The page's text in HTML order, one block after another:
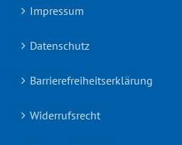
Impressum
Datenschutz
Barrierefreiheitserklärung
Widerrufsrecht